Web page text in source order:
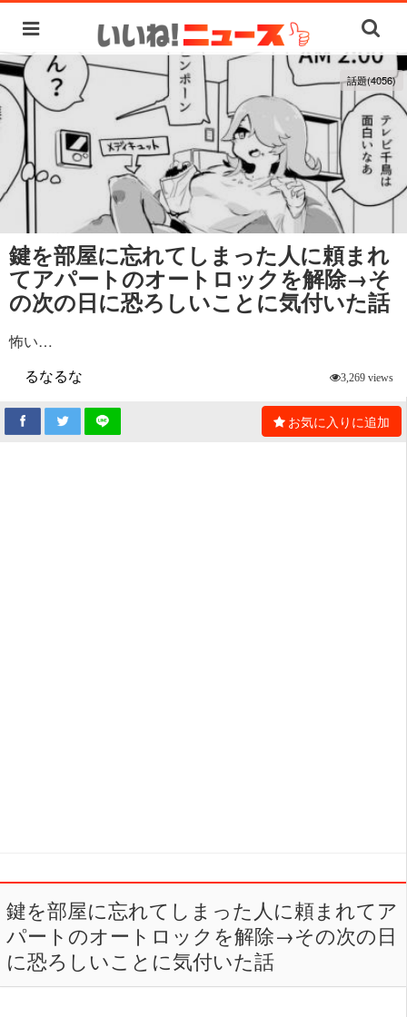
話題(4056)
鍵を部屋に忘れてしまった人に頼まれ
てアパートのオートロックを解除→そ
の次の日に恐ろしいことに気付いた話
怖い…
るなるな
3,269 views
お気に入りに追加
鍵を部屋に忘れてしまった人に頼まれてア
パートのオートロックを解除→その次の日
に恐ろしいことに気付いた話